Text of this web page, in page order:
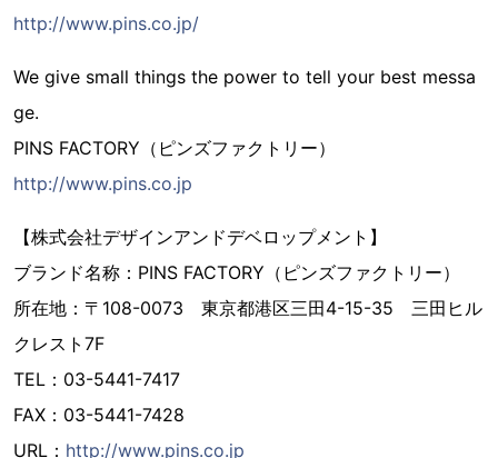
http://www.pins.co.jp/
We give small things the power to tell your best messa
ge.
PINS FACTORY（ピンズファクトリー）
http://www.pins.co.jp
【株式会社デザインアンドデベロップメント】
ブランド名称：PINS FACTORY（ピンズファクトリー）
所在地：〒108-0073 東京都港区三田4-15-35 三田ヒル
クレスト7F
TEL：03-5441-7417
FAX：03-5441-7428
URL： http://www.pins.co.jp